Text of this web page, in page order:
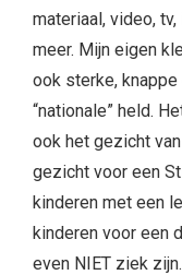
materiaal, video,
meer. Mijn eigen
ook sterke,
“nationale” held.
ook het gezicht
gezicht voor een
kinderen met een
kinderen voor een
even NIET ziek